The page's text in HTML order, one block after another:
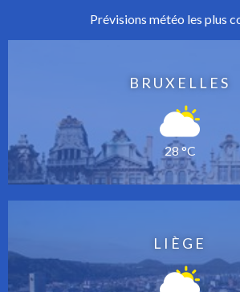
Prévisions météo les plus
BRUXELLES
28 °C
LIÈGE